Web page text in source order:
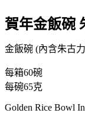
賀年金飯碗
金飯碗 (內含朱古
每箱60碗
每碗65克
Golden Rice Bowl